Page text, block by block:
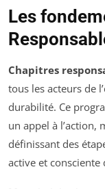
Les
Chapitres
tous les acteurs de
durabilité. Ce
un appel à l’action,
définissant des
active et consciente